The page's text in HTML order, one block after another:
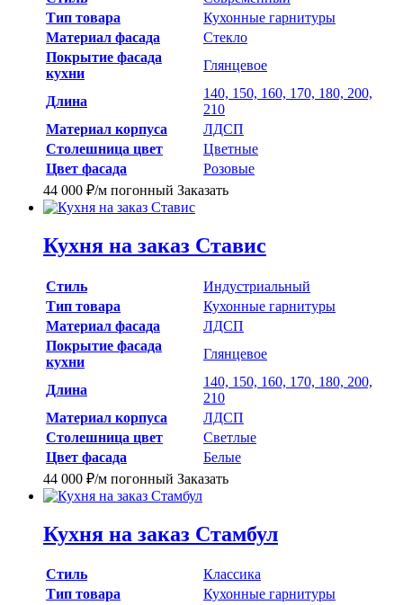
Тип товара
Кухонные гарнитуры
Материал фасада
Стекло
Покрытие фасада
кухни
Глянцевое
Длина
140, 150, 160, 170, 180, 200,
210
Материал корпуса
ЛДСП
Столешница цвет
Цветные
Цвет фасада
Розовые
44 000 ₽/м погонный Заказать
Кухня на заказ Ставис
Стиль
Индустриальный
Тип товара
Кухонные гарнитуры
Материал фасада
ЛДСП
Покрытие фасада
кухни
Глянцевое
Длина
140, 150, 160, 170, 180, 200,
210
Материал корпуса
ЛДСП
Столешница цвет
Светлые
Цвет фасада
Белые
44 000 ₽/м погонный Заказать
Кухня на заказ Стамбул
Стиль
Классика
Тип товара
Кухонные гарнитуры